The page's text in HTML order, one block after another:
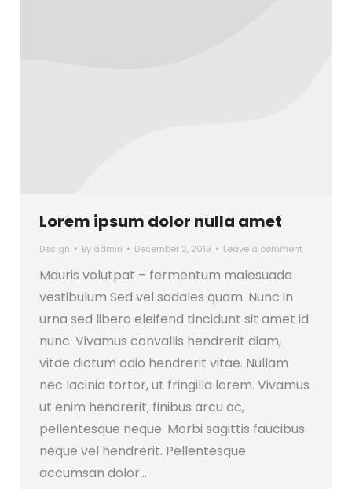
Lorem ipsum dolor nulla amet
Design By admin December 2, 2019 Leave a comment
Mauris volutpat – fermentum malesuada
vestibulum Sed vel sodales quam. Nunc in
urna sed libero eleifend tincidunt sit amet id
nunc. Vivamus convallis hendrerit diam,
vitae dictum odio hendrerit vitae. Nullam
nec lacinia tortor, ut fringilla lorem. Vivamus
ut enim hendrerit, finibus arcu ac,
pellentesque neque. Morbi sagittis faucibus
neque vel hendrerit. Pellentesque
accumsan dolor…